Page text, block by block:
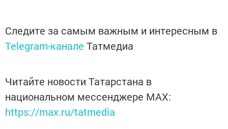
Следите за самым важным и интересным в
Telegram-канале Татмедиа
Читайте новости Татарстана в
национальном мессенджере MАХ:
https://max.ru/tatmedia